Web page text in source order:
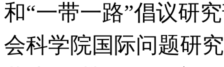
和“一带一路”倡议研
会科学院国际问题研